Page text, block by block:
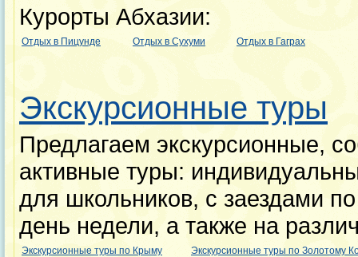
Курорты Абхазии:
Отдых в Пицунде Отдых в Сухуми Отдых в Гаграх
Экскурсионные туры
Предлагаем экскурсионные,
активные туры:
для школьников, с заездами
день недели, а также на
Экскурсионные туры по Крыму Экскурсионные туры по Золотому